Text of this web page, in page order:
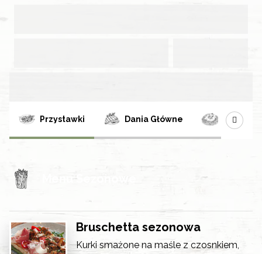
Oferta
Przystawki Dania Główne Pasta /
Bruschetta sezonowa
Kurki smażone na maśle z czosnkiem,